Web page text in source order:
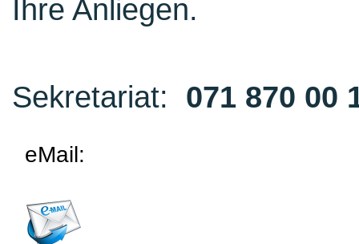
Ihre Anliegen.
Sekretariat: 071 870 00
eMail: